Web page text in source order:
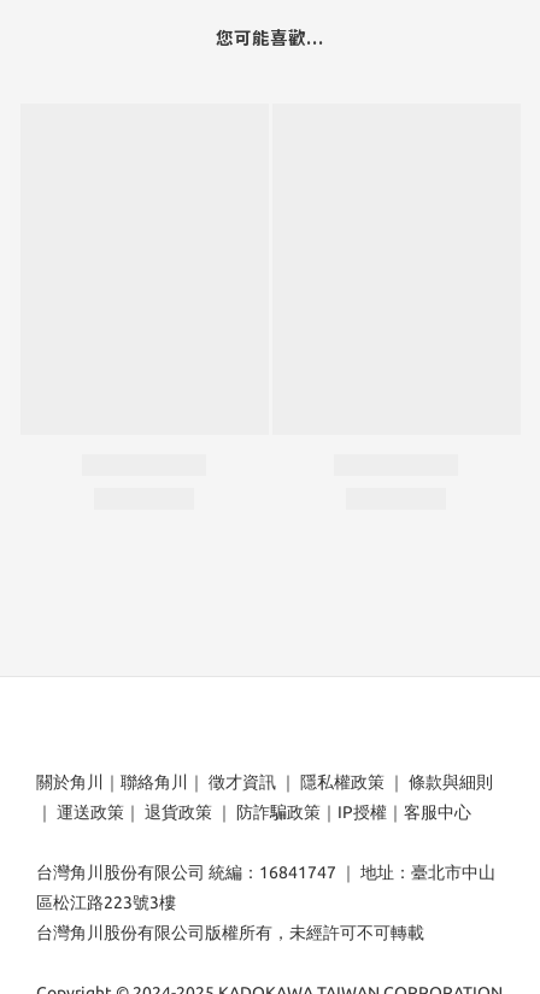
您可能喜歡...
關於角川 ｜ 聯絡角川 ｜ 徵才資訊 ｜ 隱私權政策 ｜ 條款與細則
｜ 運送政策 ｜ 退貨政策 ｜ 防詐騙政策 ｜ IP授權 ｜ 客服中心
台灣角川股份有限公司 統編：16841747 ｜ 地址：臺北市中山
區松江路223號3樓
台灣角川股份有限公司版權所有，未經許可不可轉載